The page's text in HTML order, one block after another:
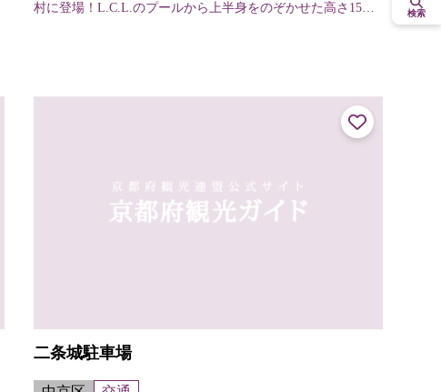
村に登場！L.C.L.のプールから上半身をのぞかせた高さ15m
二条城駐車場
検索